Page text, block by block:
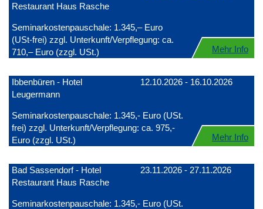
Restaurant Haus Rasche
Seminarkostenpauschale: 1.345,– Euro
(USt-frei) zzgl. Unterkunft/Verpflegung: ca.
710,– Euro (zzgl. USt.)
Mehr Info
Ibbenbüren - Hotel
Leugermann
12.10.2026 - 16.10.2026
Seminarkostenpauschale: 1.345,- Euro (USt.
frei) zzgl. Unterkunft/Verpflegung: ca. 975,-
Euro (zzgl. USt.)
Mehr Info
Bad Sassendorf - Hotel
Restaurant Haus Rasche
23.11.2026 - 27.11.2026
Seminarkostenpauschale: 1.345,- Euro (USt.